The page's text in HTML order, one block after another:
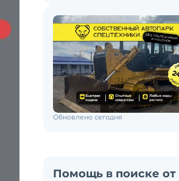
Обновлено сегодня
Помощь в поиске от